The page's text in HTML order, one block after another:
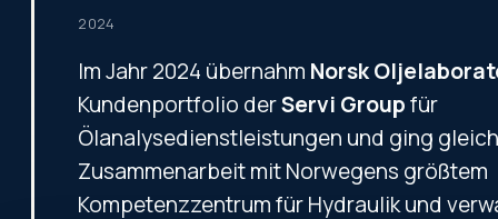
2024
Im Jahr 2024 übernahm Norsk
Kundenportfolio derServi Groupfür
Ölanalysedienstleistungen und ging
Zusammenarbeit mit Norwegens größtem
Kompetenzzentrum für Hydraulik und